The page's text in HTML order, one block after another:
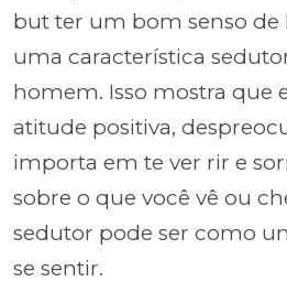
but ter um bom senso
uma característica
homem. Isso mostra que
atitude positiva,
importa em te ver rir e
sobre o que você vê ou
sedutor pode ser como
se sentir.